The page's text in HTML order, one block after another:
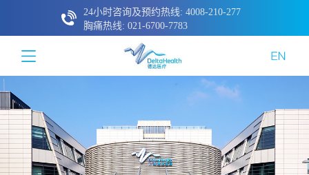
24小时咨询及预约热线: 4008-210-277
胸痛热线: 021-6700-7783